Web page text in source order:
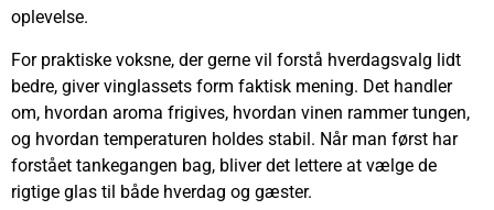
oplevelse.
For praktiske voksne, der gerne vil forstå hverdagsvalg lidt
bedre, giver vinglassets form faktisk mening. Det handler
om, hvordan aroma frigives, hvordan vinen rammer tungen,
og hvordan temperaturen holdes stabil. Når man først har
forstået tankegangen bag, bliver det lettere at vælge de
rigtige glas til både hverdag og gæster.